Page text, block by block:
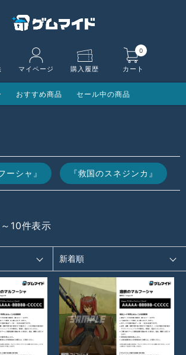
マイページ 購入履歴 カート
0
おすすめ商品 セール中の商品
ーシャ』 『救国のスネジンカ』
10件表示